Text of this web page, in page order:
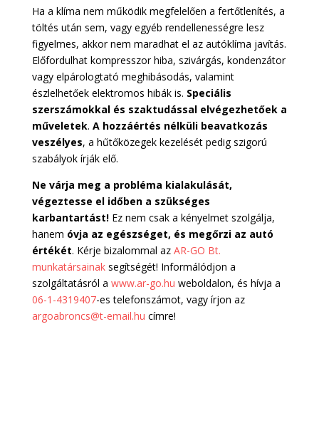
Ha a klíma nem működik megfelelően a fertőtlenítés, a
töltés után sem, vagy egyéb rendellenességre lesz
figyelmes, akkor nem maradhat el az autóklíma javítás.
Előfordulhat kompresszor hiba, szivárgás, kondenzátor
vagy elpárologtató meghibásodás, valamint
észlelhetőek elektromos hibák is. Speciális
szerszámokkal és szaktudással elvégezhetőek a
műveletek. A hozzáértés nélküli beavatkozás
veszélyes, a hűtőközegek kezelését pedig szigorú
szabályok írják elő.
Ne várja meg a probléma kialakulását,
végeztesse el időben a szükséges
karbantartást!Ez nem csak a kényelmet szolgálja,
hanem óvja az egészséget, és megőrzi az autó
értékét. Kérje bizalommal az AR-GO Bt.
munkatársainaksegítségét! Informálódjon a
szolgáltatásról a www.ar-go.hu weboldalon, és hívja a
06-1-4319407-es telefonszámot, vagy írjon az
argoabroncs@t-email.hu címre!